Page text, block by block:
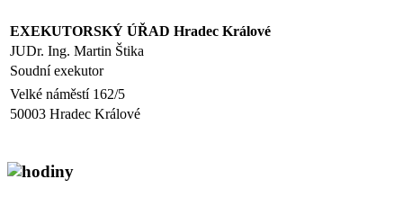
EXEKUTORSKÝ ÚŘAD Hradec Králové
JUDr. Ing. Martin Štika
Soudní exekutor
Velké náměstí 162/⁠5
50003 Hradec Králové